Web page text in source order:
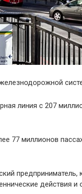
линия с 207
77 миллионов
действия и